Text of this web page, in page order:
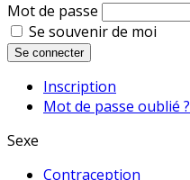
Mot de passe
Se souvenir de moi
Se connecter
Inscription
Mot de passe oublié ?
Sexe
Contraception